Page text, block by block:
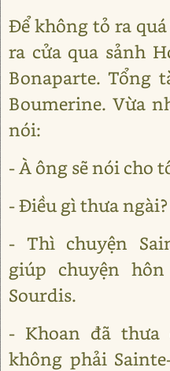
Để không tỏ ra
ra cửa qua sảnh
Bonaparte. Tổng
Boumerine. Vừa
nói:
- À ông sẽ nói cho
- Điều gì thưa ngài?
- Thì chuyện
giúp chuyện
Sourdis.
- Khoan đã thưa
không phải